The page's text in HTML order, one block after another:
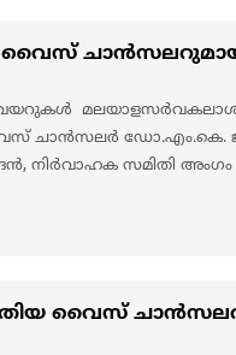
വൈസ്
ചാൻസലർ ഡോ.എം.കെ.
നിർവാഹക സമിതി അംഗം
വൈസ്